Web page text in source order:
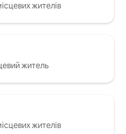
жителів
житель
жителів